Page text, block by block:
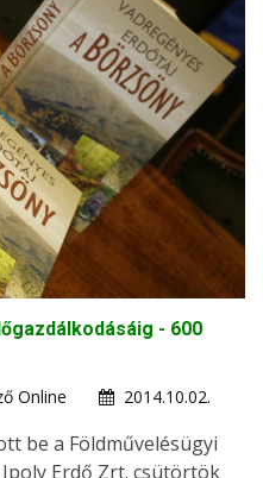
- 600
Online
2014.10.02.
be a Földművelésügyi
Erdő Zrt. csütörtök